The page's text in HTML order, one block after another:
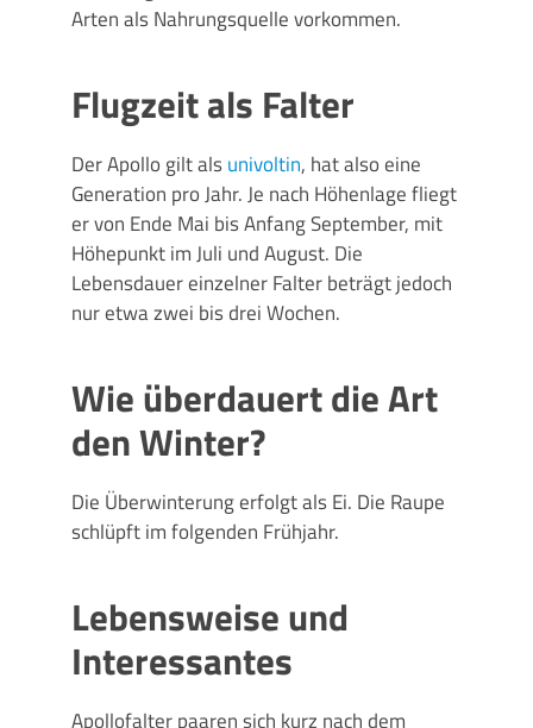
Arten als Nahrungsquelle vorkommen.
Flugzeit als Falter
Der Apollo gilt alsunivoltin, hat also eine
Generation pro Jahr. Je nach Höhenlage fliegt
er von Ende Mai bis Anfang September, mit
Höhepunkt im Juli und August. Die
Lebensdauer einzelner Falter beträgt jedoch
nur etwa zwei bis drei Wochen.
Wie überdauert die Art
den Winter?
Die Überwinterung erfolgt als Ei. Die Raupe
schlüpft im folgenden Frühjahr.
Lebensweise und
Interessantes
Apollofalter paaren sich kurz nach dem